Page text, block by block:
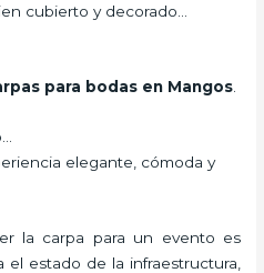
cubierto y decorado…
para bodas en Mangos
elegante, cómoda y
la carpa para un evento es
estado de la infraestructura,